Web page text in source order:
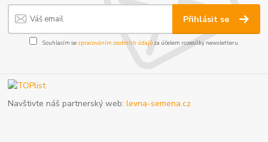
Přihlásit se
Souhlasím se zpracováním osobních údajůza účelem rozesílky newsletteru.
Navštivte náš partnerský web:levna-semena.cz